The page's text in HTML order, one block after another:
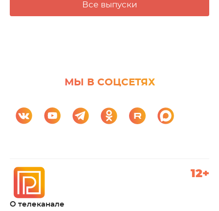
Все выпуски
МЫ В СОЦСЕТЯХ
О телеканале
12+